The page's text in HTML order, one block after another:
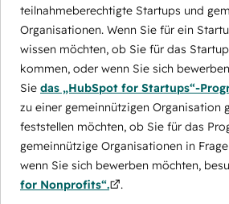
teilnahmeberechtigte Startups und
Organisationen. Wenn Sie für ein
wissen möchten, ob Sie für das
kommen, oder wenn Sie sich
Sie das „HubSpot for Startups“-
zu einer gemeinnützigen Organisation
feststellen möchten, ob Sie für das
gemeinnützige Organisationen in
wenn Sie sich bewerben möchten,
for Nonprofits“.
.